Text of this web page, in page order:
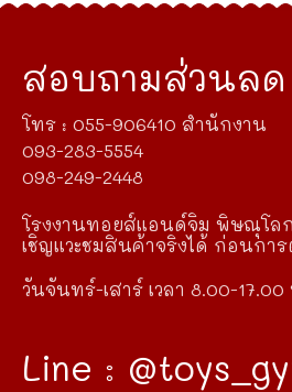
สอบถามส่วนลด
โทร : 055-906410 สำนักงาน
093-283-5554
098-249-2448
โรงงานทอยส์แอนด์จิม พิษณุโลก
เชิญแวะชมสินค้าจริงได้ ก่อนกา
วันจันทร์-เสาร์ เวลา 8.00-17.00
Line :